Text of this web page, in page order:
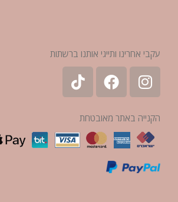
עקבי אחרינו ותייגי אותנו ברשתות
הקנייה באתר מאובטחת